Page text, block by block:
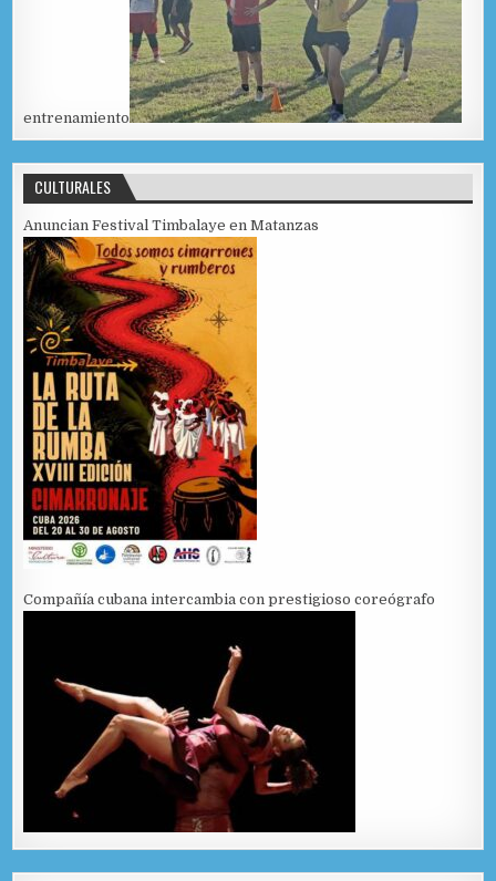
entrenamiento
CULTURALES
Anuncian Festival Timbalaye en Matanzas
Compañía cubana intercambia con prestigioso coreógrafo